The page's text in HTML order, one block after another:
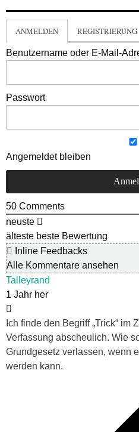
ANMELDEN REGISTRIERUNG
Benutzername oder E-Mail-
Passwort
Angemeldet bleiben
50 Comments
neuste
älteste beste Bewertung
Inline Feedbacks
Alle Kommentare ansehen
Talleyrand
1 Jahr her
Ich finde den Begriff „Trick“ im
Verfassung abscheulich. Wie
Grundgesetz verlassen, wenn
werden kann.